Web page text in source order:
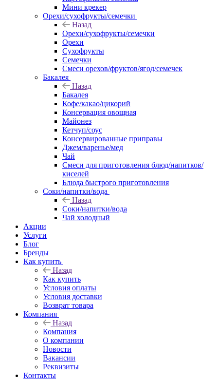
Мини крекер
Орехи/сухофрукты/семечки
Назад
Орехи/сухофрукты/семечки
Орехи
Сухофрукты
Семечки
Смеси орехов/фруктов/ягод/семечек
Бакалея
Назад
Бакалея
Кофе/какао/цикорий
Консервация овощная
Майонез
Кетчуп/соус
Консервированные приправы
Джем/варенье/мед
Чай
Смеси для приготовления блюд/напитков/
киселей
Блюда быстрого приготовления
Соки/напитки/вода
Назад
Соки/напитки/вода
Чай холодный
Акции
Услуги
Блог
Бренды
Как купить
Назад
Как купить
Условия оплаты
Условия доставки
Возврат товара
Компания
Назад
Компания
О компании
Новости
Вакансии
Реквизиты
Контакты